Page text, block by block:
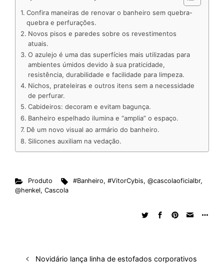
e
d
I
n
b
o
k
s
A
p
t
d
r
s
t
k
r
r
Confira maneiras de renovar o banheiro sem quebra-
quebra e perfurações.
Novos pisos e paredes sobre os revestimentos
atuais.
O azulejo é uma das superfícies mais utilizadas para
ambientes úmidos devido à sua praticidade,
resistência, durabilidade e facilidade para limpeza.
Nichos, prateleiras e outros itens sem a necessidade
de perfurar.
Cabideiros: decoram e evitam bagunça.
Banheiro espelhado ilumina e “amplia” o espaço.
Dê um novo visual ao armário do banheiro.
Silicones auxiliam na vedação.
Produto #Banheiro,#VitorCybis,@cascolaoficialbr,
@henkel, Cascola
Novidário lança linha de estofados corporativos